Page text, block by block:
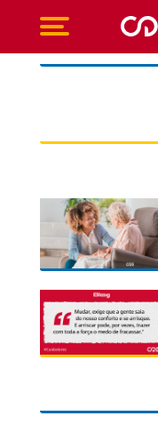
RESULTADOS